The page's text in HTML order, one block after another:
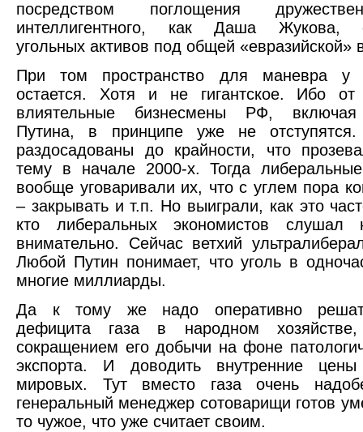
посредством поглощения
интеллигентного, как Даша Жукова,
угольных активов под общей «евразийской»
При том пространство для маневра у
остается. Хотя и не гигантское. Ибо
влиятельные бизнесмены РФ,
Путина, в принципе уже не
раздосадованы до крайности, что
тему в начале 2000-х. Тогда
вообще уговаривали их, что с углем пора
– закрывать и т.п. Но выиграли, как это
кто либеральных экономистов слушал
внимательно. Сейчас ветхий
Любой Путин понимает, что уголь в
многие миллиарды.
Да к тому же надо оперативно
дефицита газа в народном хозяйстве,
сокращением его добычи на фоне
экспорта. И доводить внутренние
мировых. Тут вместо газа очень
генеральный менеджер сотоварищи готов
то чужое, что уже считает своим.